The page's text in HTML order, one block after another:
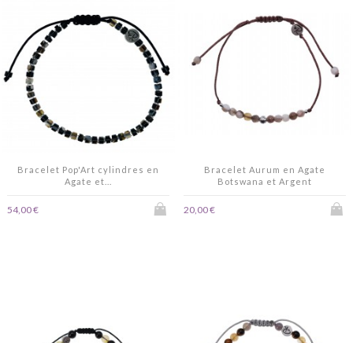
Bracelet Pop'Art cylindres en
Agate et...
54,00 €
Bracelet Aurum en Agate
Botswana et Argent
20,00 €